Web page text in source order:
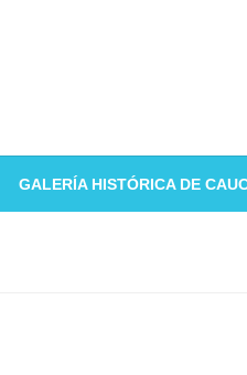
GALERÍA HISTÓRICA DE